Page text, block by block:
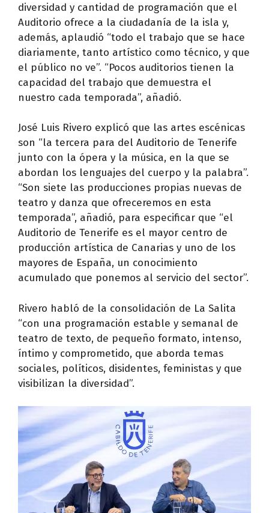
diversidad y cantidad de programación que el
Auditorio ofrece a la ciudadanía de la isla y,
además, aplaudió “todo el trabajo que se hace
diariamente, tanto artístico como técnico, y que
el público no ve”. “Pocos auditorios tienen la
capacidad del trabajo que demuestra el
nuestro cada temporada”, añadió.
José Luis Rivero explicó que las artes escénicas
son “la tercera para del Auditorio de Tenerife
junto con la ópera y la música, en la que se
abordan los lenguajes del cuerpo y la palabra”.
“Son siete las producciones propias nuevas de
teatro y danza que ofreceremos en esta
temporada”, añadió, para especificar que “el
Auditorio de Tenerife es el mayor centro de
producción artística de Canarias y uno de los
mayores de España, un conocimiento
acumulado que ponemos al servicio del sector”.
Rivero habló de la consolidación de La Salita
“con una programación estable y semanal de
teatro de texto, de pequeño formato, intenso,
íntimo y comprometido, que aborda temas
sociales, políticos, disidentes, feministas y que
visibilizan la diversidad”.